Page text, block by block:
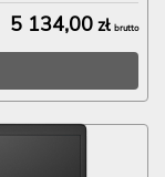
5 134,00 zł brutto